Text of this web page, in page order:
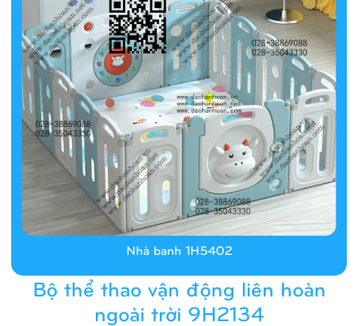
Bộ thể thao vận động liên hoàn
ngoài trời 9H2134
Nhà banh 1H5402